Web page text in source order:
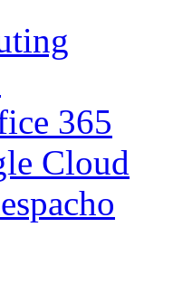
365
Cloud